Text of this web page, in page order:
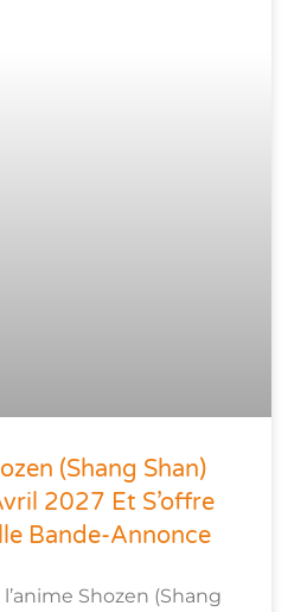
(Shang Shan)
2027 Et S’offre
Bande-Annonce
Shozen (Shang